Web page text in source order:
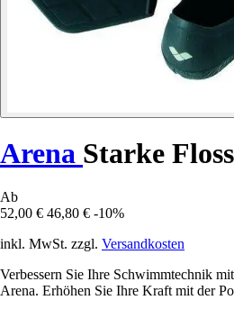
Arena Starke
Ab
52,00 € 46,80 € -10%
inkl. MwSt. zzgl. Versandkosten
Verbessern Sie Ihre Schwimmtechnik
Arena. Erhöhen Sie Ihre Kraft mit der